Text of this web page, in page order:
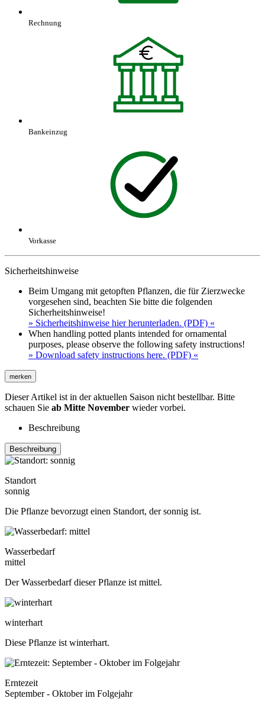
Rechnung
Bankeinzug
Vorkasse
Sicherheitshinweise
Beim Umgang mit getopften Pflanzen, die für Zierzwecke
vorgesehen sind, beachten Sie bitte die folgenden
Sicherheitshinweise!
» Sicherheitshinweise hier herunterladen. (PDF) «
When handling potted plants intended for ornamental
purposes, please observe the following safety instructions!
» Download safety instructions here. (PDF) «
merken
Dieser Artikel ist in der aktuellen Saison nicht bestellbar. Bitte
schauen Sie ab Mitte November wieder vorbei.
Beschreibung
Beschreibung
Standort
sonnig
Die Pflanze bevorzugt einen Standort, der sonnig ist.
Wasserbedarf
mittel
Der Wasserbedarf dieser Pflanze ist mittel.
winterhart
Diese Pflanze ist winterhart.
Erntezeit
September - Oktober im Folgejahr